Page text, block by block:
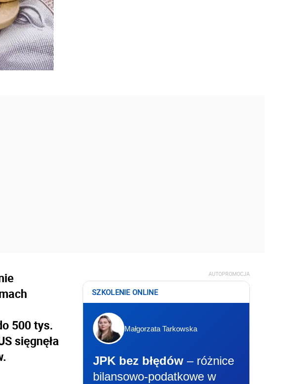
500 tys.
sięgnęła
AUTOPROMOCJA
SZKOLENIE ONLINE
Małgorzata Tarkowska
JPK bez błędów – różnice
bilansowo-podatkowe w